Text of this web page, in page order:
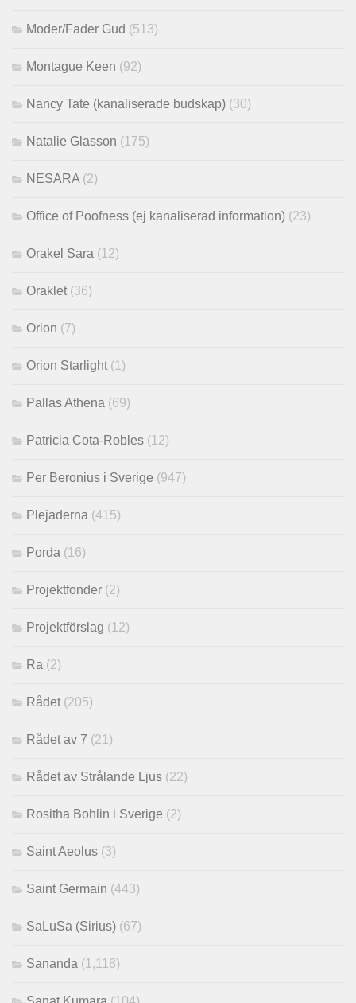
Moder/Fader Gud (513)
Montague Keen (92)
Nancy Tate (kanaliserade budskap) (30)
Natalie Glasson (175)
NESARA (2)
Office of Poofness (ej kanaliserad information) (23)
Orakel Sara (12)
Oraklet (36)
Orion (7)
Orion Starlight (1)
Pallas Athena (69)
Patricia Cota-Robles (12)
Per Beronius i Sverige (947)
Plejaderna (415)
Porda (16)
Projektfonder (2)
Projektförslag (12)
Ra (2)
Rådet (205)
Rådet av 7 (21)
Rådet av Strålande Ljus (22)
Rositha Bohlin i Sverige (2)
Saint Aeolus (3)
Saint Germain (443)
SaLuSa (Sirius) (67)
Sananda (1,118)